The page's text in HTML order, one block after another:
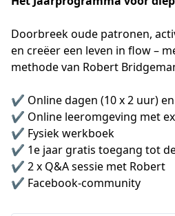
Doorbreek oude patronen,
en creëer een leven in flow –
methode van Robert
✔️ Online dagen (10 x 2 uur)
✔️ Online leeromgeving met
✔️ Fysiek werkboek
✔️ 1e jaar gratis toegang tot
✔️ 2 x Q&A sessie met Robert
✔️ Facebook-community